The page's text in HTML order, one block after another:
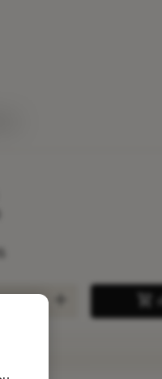
add shopping_cart